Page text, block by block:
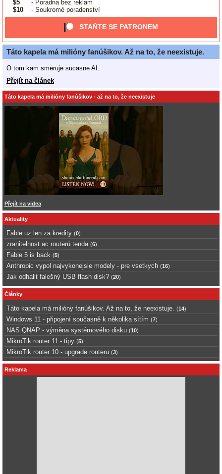
$5
- Poradna bez reklam
$10
- Soukromé poradenství
STAŇTE SE PATRONEM
Táto kapela má milióny fanúšikov. Až na to, že neexistuje.
O tom kam smeruje sucasne AI.
Přejít na článek
Táto kapela má milióny fanúšikov - až na to, že neexistuje
Přejít na videa
Aktuality
Fable uz len za kredity (0)
zranitelnost ac routerů tenda (6)
Fable 5 is back (5)
Anthropic vypol najvykonejsie modely - pre vsetkych (16)
Jak odhalit falešný USB flash disk? (20)
Články
Táto kapela má milióny fanúšikov. Až na to, že neexistuje. (14)
Windows 11 - připojení současně k několika sítím (7)
NAS QNAP - výměna systémového disku (10)
MikroTik router 11 - tipy (5)
MikroTik router 10 - upgrade routeru (3)
Reklama